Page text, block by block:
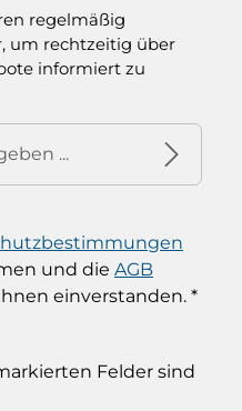
regelmäßig
um rechtzeitig über
informiert zu
und die AGB
einverstanden. *
Felder sind